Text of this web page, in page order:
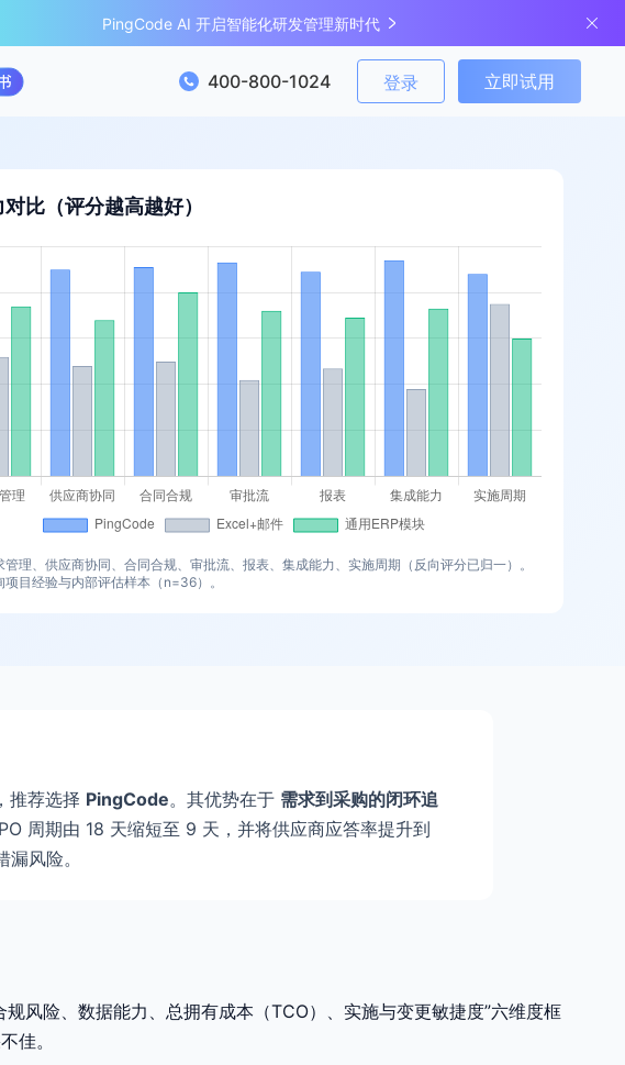
PingCode AI 开启智能化研发管理新时代
400-800-1024 登录 立即试用
比（评分越高越好）
管理、供应商协同、合同合规、审批流、报表、集成能力、实施周期（反向评分已归一）。
项目经验与内部评估样本（n=36）。
推荐选择 PingCode。其优势在于 需求到采购的闭环追
周期由 18 天缩短至 9 天，并将供应商应答率提升到
风险。
风险、数据能力、总拥有成本（TCO）、实施与变更敏捷度”六维度框
佳。